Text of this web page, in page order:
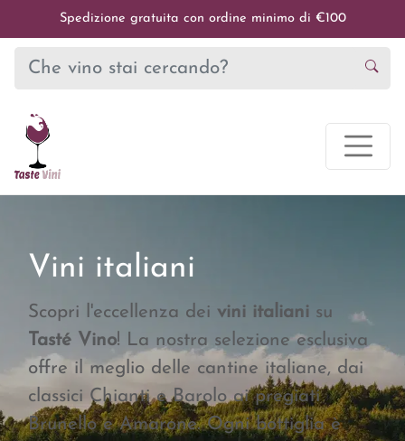
Spedizione gratuita con ordine minimo di €100
Vini italiani
Scopri l'eccellenza dei vini italiani su
Tasté Vino! La nostra selezione esclusiva
offre il meglio delle cantine italiane, dai
classici Chianti e Barolo ai pregiati
Brunello e Amarone. Ogni bottiglia è